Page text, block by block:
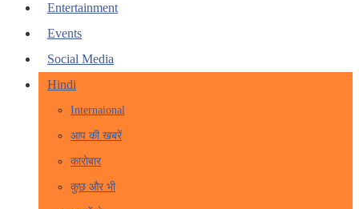
Entertainment
Events
Social Media
Hindi
Internaional
आप की खबरें
कारोबार
कुछ और भी